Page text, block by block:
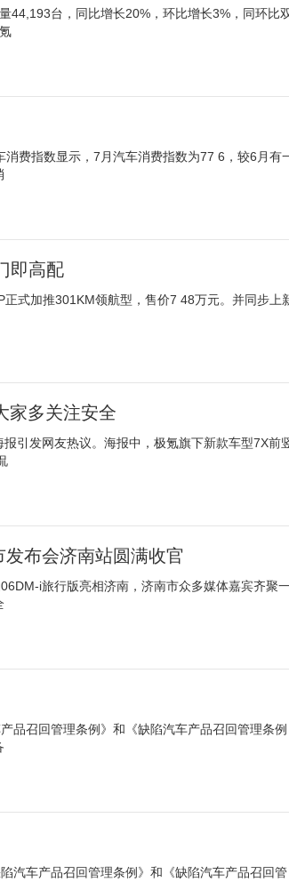
44,193台，同比增长20%，环比增长3%，同环比
费指数显示，7月汽车消费指数为77 6，较6月有
即高配
式加推301KM领航型，售价7 48万元。并同步上
家多关注安全
引发网友热议。海报中，极氪旗下新款车型7X前
布会济南站圆满收官
i旅行版亮相济南，济南市众多媒体嘉宾齐聚
品召回管理条例》和《缺陷汽车产品召回管理条例
汽车产品召回管理条例》和《缺陷汽车产品召回管